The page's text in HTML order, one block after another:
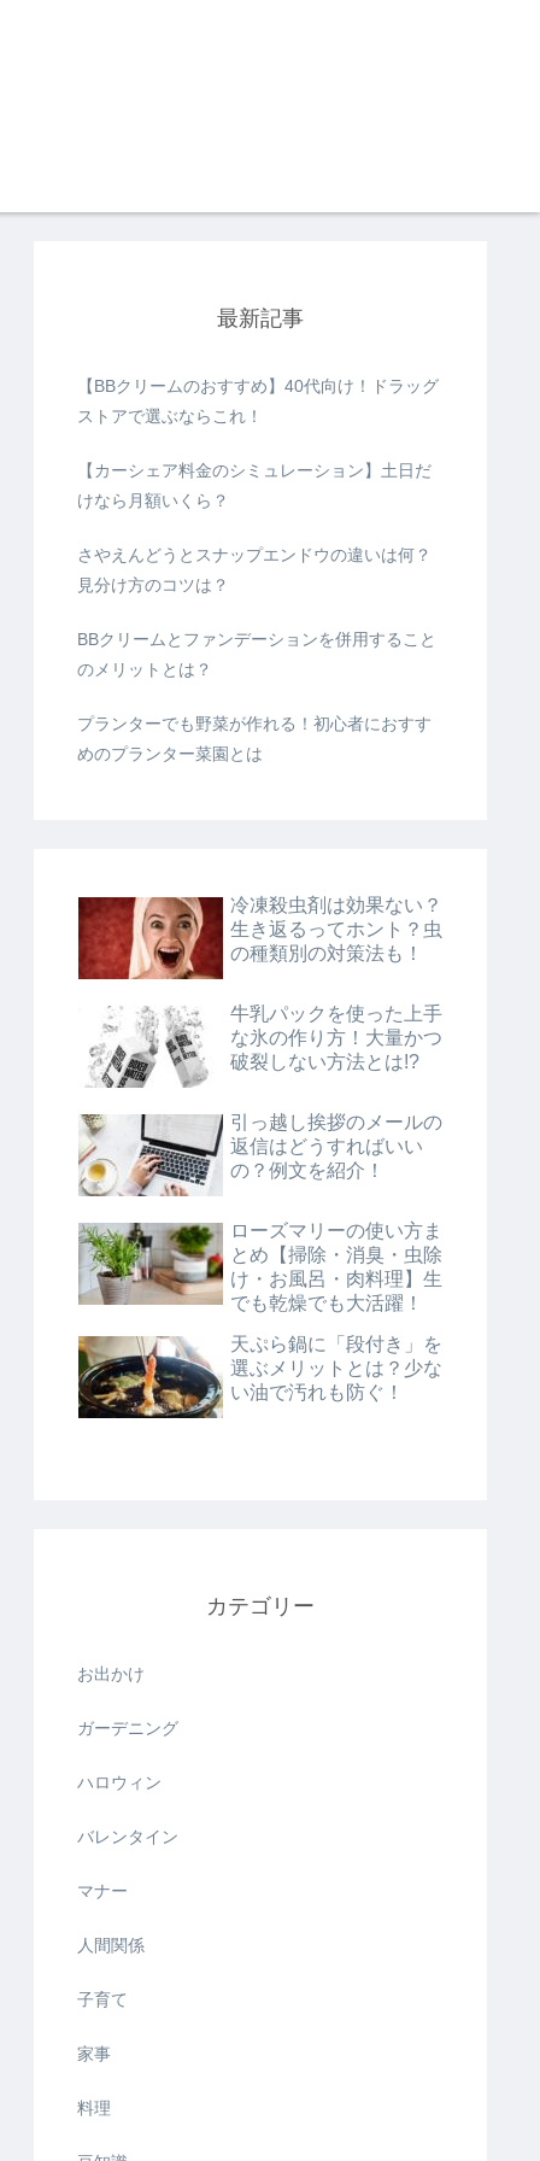
最新記事
【BBクリームのおすすめ】40代向け！ドラッグ
ストアで選ぶならこれ！
【カーシェア料金のシミュレーション】土日だ
けなら月額いくら？
さやえんどうとスナップエンドウの違いは何？
見分け方のコツは？
BBクリームとファンデーションを併用すること
のメリットとは？
プランターでも野菜が作れる！初心者におすす
めのプランター菜園とは
冷凍殺虫剤は効果ない？
生き返るってホント？虫
の種類別の対策法も！
牛乳パックを使った上手
な氷の作り方！大量かつ
破裂しない方法とは!?
引っ越し挨拶のメールの
返信はどうすればいい
の？例文を紹介！
ローズマリーの使い方ま
とめ【掃除・消臭・虫除
け・お風呂・肉料理】生
でも乾燥でも大活躍！
天ぷら鍋に「段付き」を
選ぶメリットとは？少な
い油で汚れも防ぐ！
カテゴリー
お出かけ
ガーデニング
ハロウィン
バレンタイン
マナー
人間関係
子育て
家事
料理